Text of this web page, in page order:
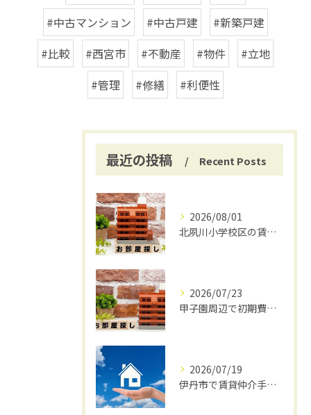
#中古マンション
#中古戸建
#新築戸建
#比較
#西宮市 #不動産 #物件
#立地
#管理
#修繕 #利便性
最近の投稿 Recent Posts
2026/08/01
北夙川小学校区の賃貸と仲介手数料無料の魅力
2026/07/23
甲子園周辺で初期費用安く賃貸探し
2026/07/19
伊丹市で賃貸仲介手数料無料の賢い借り方